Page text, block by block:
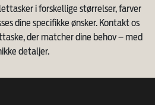
i forskellige størrelser, farver
dine specifikke ønsker. Kontakt os
der matcher dine behov – med
detaljer.